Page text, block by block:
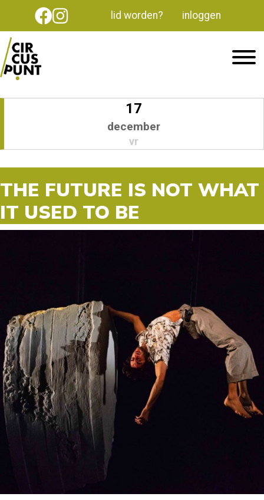
lid worden? inloggen
17
december
vr
THE FUTURE IS NOT WHAT
IT USED TO BE